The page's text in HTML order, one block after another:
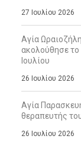
27 Ιουλίου 2026
Αγία
ακολούθησε
Ιουλίου
26 Ιουλίου 2026
Αγία
θεραπευτής
26 Ιουλίου 2026